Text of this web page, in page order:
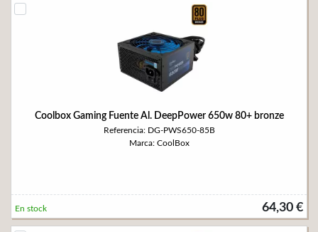
Coolbox Gaming Fuente Al. DeepPower 650w 80+ bronze
Referencia: DG-PWS650-85B
Marca: CoolBox
64,30 €
En stock